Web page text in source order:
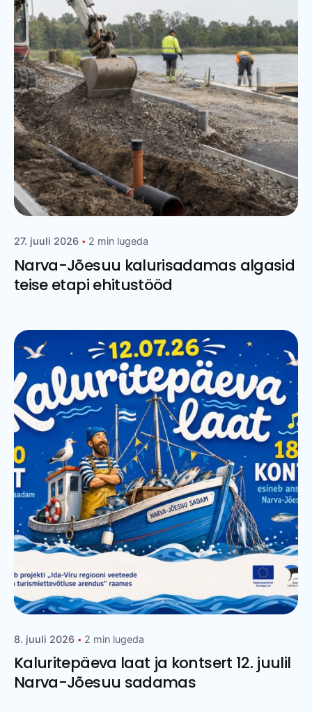
27. juuli 2026 2 min lugeda
Narva-Jõesuu kalurisadamas algasid
teise etapi ehitustööd
8. juuli 2026 2 min lugeda
Kaluritepäeva laat ja kontsert 12. juulil
Narva-Jõesuu sadamas